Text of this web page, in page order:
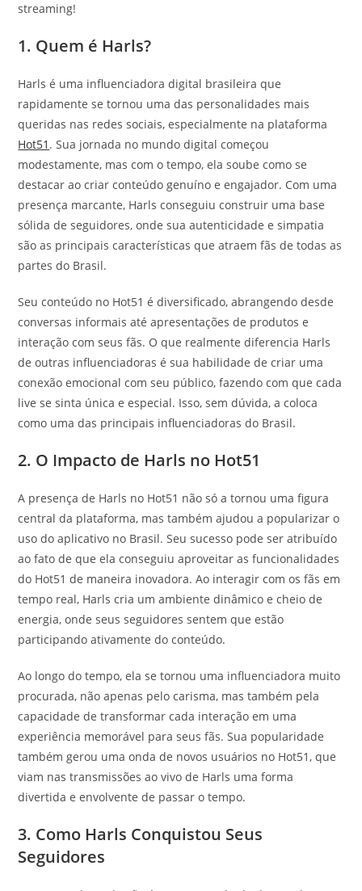
streaming!
1. Quem é Harls?
Harls é uma influenciadora digital brasileira que
rapidamente se tornou uma das personalidades mais
queridas nas redes sociais, especialmente na plataforma
Hot51 . Sua jornada no mundo digital começou
modestamente, mas com o tempo, ela soube como se
destacar ao criar conteúdo genuíno e engajador. Com uma
presença marcante, Harls conseguiu construir uma base
sólida de seguidores, onde sua autenticidade e simpatia
são as principais características que atraem fãs de todas as
partes do Brasil.
Seu conteúdo no Hot51 é diversificado, abrangendo desde
conversas informais até apresentações de produtos e
interação com seus fãs. O que realmente diferencia Harls
de outras influenciadoras é sua habilidade de criar uma
conexão emocional com seu público, fazendo com que cada
live se sinta única e especial. Isso, sem dúvida, a coloca
como uma das principais influenciadoras do Brasil.
2. O Impacto de Harls no Hot51
A presença de Harls no Hot51 não só a tornou uma figura
central da plataforma, mas também ajudou a popularizar o
uso do aplicativo no Brasil. Seu sucesso pode ser atribuído
ao fato de que ela conseguiu aproveitar as funcionalidades
do Hot51 de maneira inovadora. Ao interagir com os fãs em
tempo real, Harls cria um ambiente dinâmico e cheio de
energia, onde seus seguidores sentem que estão
participando ativamente do conteúdo.
Ao longo do tempo, ela se tornou uma influenciadora muito
procurada, não apenas pelo carisma, mas também pela
capacidade de transformar cada interação em uma
experiência memorável para seus fãs. Sua popularidade
também gerou uma onda de novos usuários no Hot51, que
viam nas transmissões ao vivo de Harls uma forma
divertida e envolvente de passar o tempo.
3. Como Harls Conquistou Seus
Seguidores